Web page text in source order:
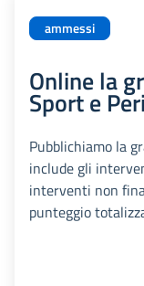
ammessi
Online la
Sport e
Pubblichiamo la
include gli
interventi non
punteggio